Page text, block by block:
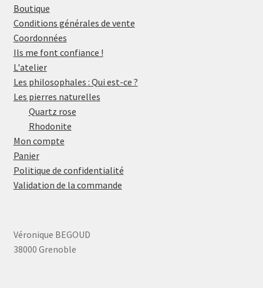
Boutique
Conditions générales de vente
Coordonnées
Ils me font confiance !
L'atelier
Les philosophales : Qui est-ce ?
Les pierres naturelles
Quartz rose
Rhodonite
Mon compte
Panier
Politique de confidentialité
Validation de la commande
Véronique BEGOUD
38000 Grenoble